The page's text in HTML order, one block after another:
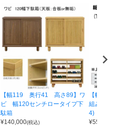
【幅119 奥行41 高さ89】ワ
ビ 幅120センチロータイプ下
駄箱
¥140,000(税込)
【幅100
組み合わ
4)
¥55,000